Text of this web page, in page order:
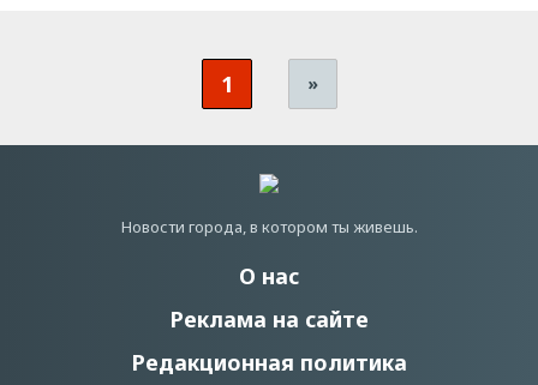
1 »
Новости города, в котором ты живешь.
О нас
Реклама на сайте
Редакционная политика